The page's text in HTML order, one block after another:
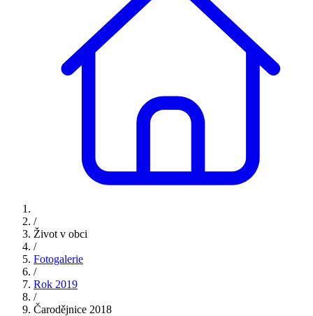
/
Život v obci
/
Fotogalerie
/
Rok 2019
/
Čarodějnice 2018